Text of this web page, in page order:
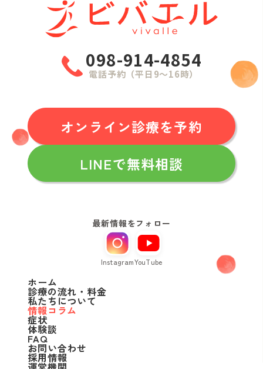
098-914-4854
電話予約（平日9〜16時）
オンライン診療を予約
LINEで無料相談
最新情報をフォロー
InstagramYouTube
ホーム
診療の流れ・料金
私たちについて
情報コラム
症状
体験談
FAQ
お問い合わせ
採用情報